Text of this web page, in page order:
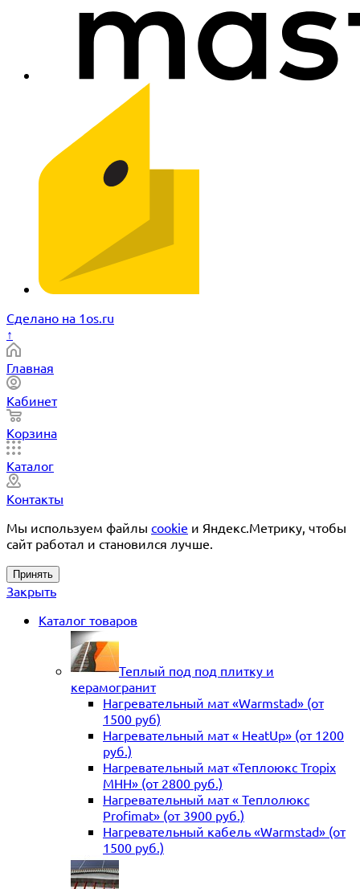
Сделано на 1os.ru
↑
Главная
Кабинет
Корзина
Каталог
Контакты
Мы используем файлы cookie и Яндекс.Метрику, чтобы
сайт работал и становился лучше.
Принять
Закрыть
Каталог товаров
Теплый под под плитку и
керамогранит
Нагревательный мат «Warmstad» (от
1500 руб)
Нагревательный мат « HeatUp» (от 1200
руб.)
Нагревательный мат «Теплоюкс Tropix
MHH» (от 2800 руб.)
Нагревательный мат « Теплолюкс
Profimat» (от 3900 руб.)
Нагревательный кабель «Warmstad» (от
1500 руб.)